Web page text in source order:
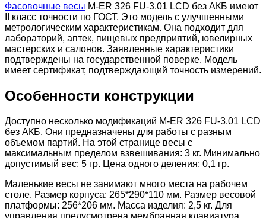
Фасовочные весы M-ER 326 FU-3.01 LCD без АКБ имеют
II класс точности по ГОСТ. Это модель с улучшенными
метрологическим характеристикам. Она подходит для
лабораторий, аптек, пищевых предприятий, ювелирных
мастерских и салонов. Заявленные характеристики
подтверждены на государственной поверке. Модель
имеет сертификат, подтверждающий точность измерений.
Особенности конструкции
Доступно несколько модификаций M-ER 326 FU-3.01 LCD
без АКБ. Они предназначены для работы с разным
объемом партий. На этой странице весы с
максимальным пределом взвешивания: 3 кг. Минимально
допустимый вес: 5 гр. Цена одного деления: 0,1 гр.
Маленькие весы не занимают много места на рабочем
столе. Размер корпуса: 265*290*110 мм. Размер весовой
платформы: 256*206 мм. Масса изделия: 2,5 кг. Для
управления предусмотрена мембранная клавиатура.